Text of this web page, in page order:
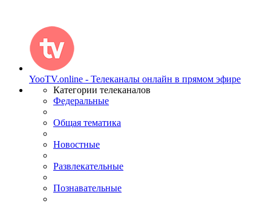
YooTV.online - Телеканалы онлайн в прямом эфире
Категории телеканалов
Федеральные
Общая тематика
Новостные
Развлекательные
Познавательные